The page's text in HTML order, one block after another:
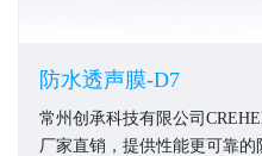
防水透声膜-D7
常州创承科技有限公司
厂家直销，提供性能更可靠